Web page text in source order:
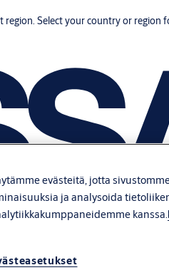
Select your country or region
evästeitä, jotta
ja analysoida
kanssa.